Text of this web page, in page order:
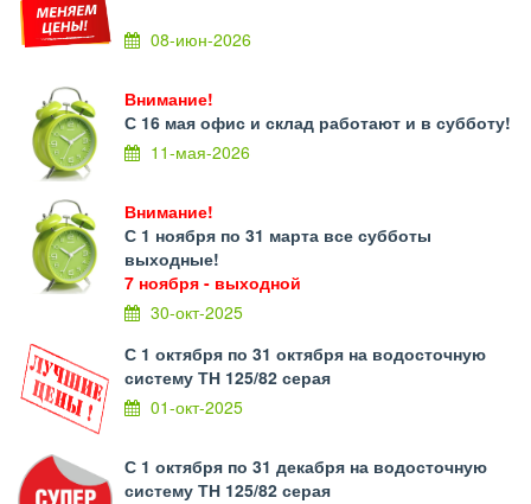
08-июн-2026
Внимание!
С 16 мая офис и склад работают и в субботу!
11-мая-2026
Внимание!
С 1 ноября по 31 марта все субботы
выходные!
7 ноября - выходной
30-окт-2025
С 1 октября по 31 октября на водосточную
систему ТН 125/82 серая
01-окт-2025
С 1 октября по 31 декабря на водосточную
систему ТН 125/82 серая